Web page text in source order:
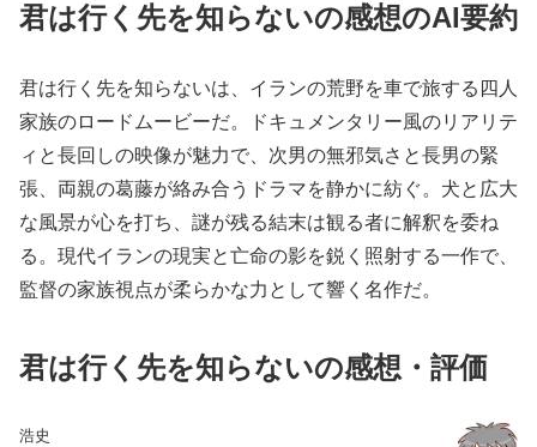
君は行く先を知らないの感想のAI要約
君は行く先を知らないは、イランの荒野を車で旅する四人
家族のロードムービーだ。ドキュメンタリー風のリアリテ
ィと長回しの映像が魅力で、次男の無邪気さと長男の緊
張、両親の葛藤が絡み合うドラマを静かに紡ぐ。犬と広大
な風景が心を打ち、謎が残る結末は観る者に解釈を委ね
る。現代イランの現実と亡命の影を鋭く照射する一作で、
監督の家族視点が柔らかな力として響く名作だ。
君は行く先を知らないの感想・評価
浩史